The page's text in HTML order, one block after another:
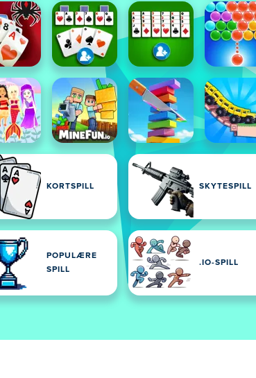
KORTSPILL SKYTESPILL
POPULÆRE
SPILL
.IO-SPILL